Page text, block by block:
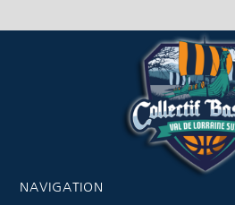
NAVIGATION